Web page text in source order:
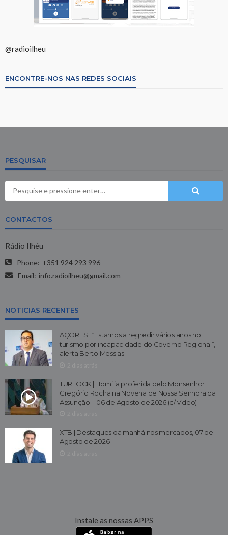
@radioilheu
ENCONTRE-NOS NAS REDES SOCIAIS
PESQUISAR
CONTACTOS
Rádio Ilhéu
Phone: +351 924 293 996
Email: info.radioilheu@gmail.com
NOTICIAS RECENTES
AÇORES | “Estamos a regredir vários anos no
turismo por incapacidade do Governo Regional”,
alerta Berto Messias
TURLOCK | Homilia proferida pelo Monsenhor
Gregório Rocha na Novena de Nossa Senhora da
Assunção – 06 de Agosto de 2026 (c/ vídeo)
XTB | Destaques da manhã nos mercados, 07 de
Agosto de 2026
Instale as nossas APPS